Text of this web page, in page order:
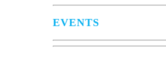
EVENTS